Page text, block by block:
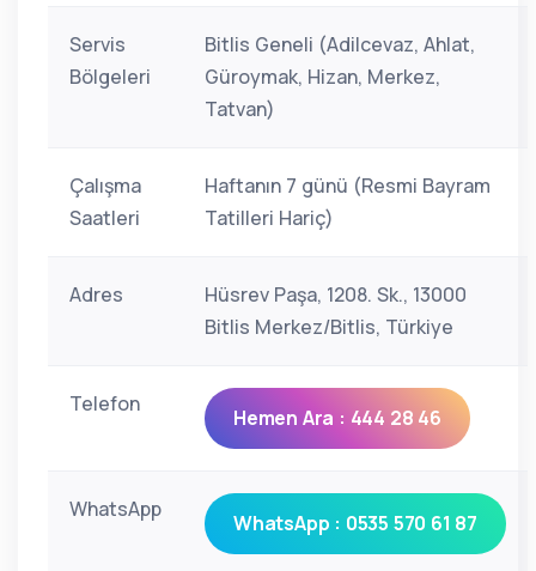
Servis
Bölgeleri
Bitlis Geneli (Adilcevaz, Ahlat,
Güroymak, Hizan, Merkez,
Tatvan)
Çalışma
Saatleri
Haftanın 7 günü (Resmi Bayram
Tatilleri Hariç)
Adres
Hüsrev Paşa, 1208. Sk., 13000
Bitlis Merkez/Bitlis, Türkiye
Telefon
Hemen Ara : 444 28 46
WhatsApp
WhatsApp : 0535 570 61 87